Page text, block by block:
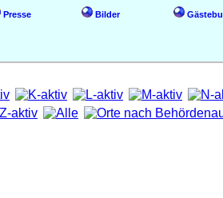
Presse Bilder